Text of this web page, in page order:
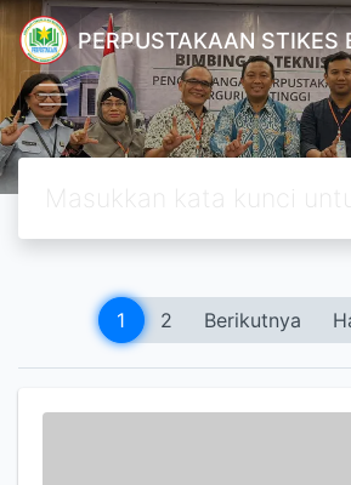
PERPUSTAKAAN STIKES
1 2 Berikutnya